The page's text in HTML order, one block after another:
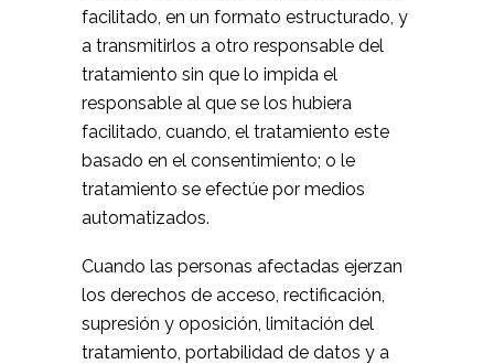
facilitado, en un formato estructurado, y
a transmitirlos a otro responsable del
tratamiento sin que lo impida el
responsable al que se los hubiera
facilitado, cuando, el tratamiento este
basado en el consentimiento; o le
tratamiento se efectúe por medios
automatizados.
Cuando las personas afectadas ejerzan
los derechos de acceso, rectificación,
supresión y oposición, limitación del
tratamiento, portabilidad de datos y a